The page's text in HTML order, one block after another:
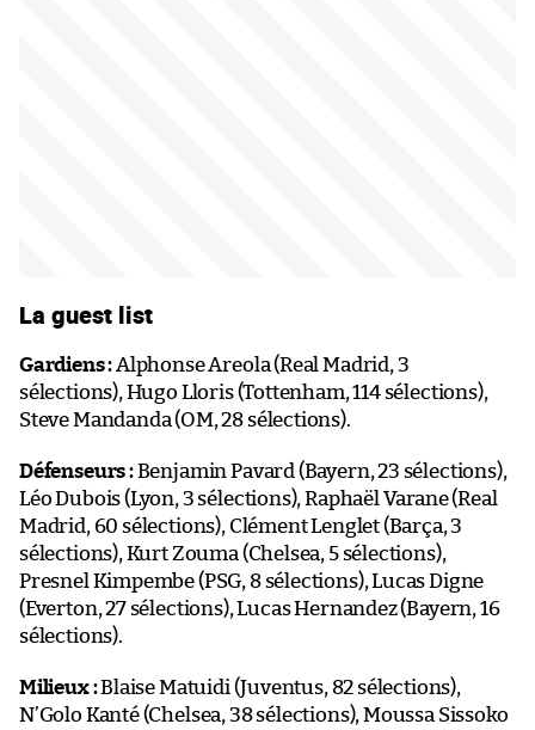
La guest list
Gardiens :Alphonse Areola (Real Madrid, 3
sélections), Hugo Lloris (Tottenham, 114 sélections),
Steve Mandanda (OM, 28 sélections).
Défenseurs :Benjamin Pavard (Bayern, 23 sélections),
Léo Dubois (Lyon, 3 sélections), Raphaël Varane (Real
Madrid, 60 sélections), Clément Lenglet (Barça, 3
sélections), Kurt Zouma (Chelsea, 5 sélections),
Presnel Kimpembe (PSG, 8 sélections), Lucas Digne
(Everton, 27 sélections), Lucas Hernandez (Bayern, 16
sélections).
Milieux :Blaise Matuidi (Juventus, 82 sélections),
N’Golo Kanté (Chelsea, 38 sélections), Moussa Sissoko